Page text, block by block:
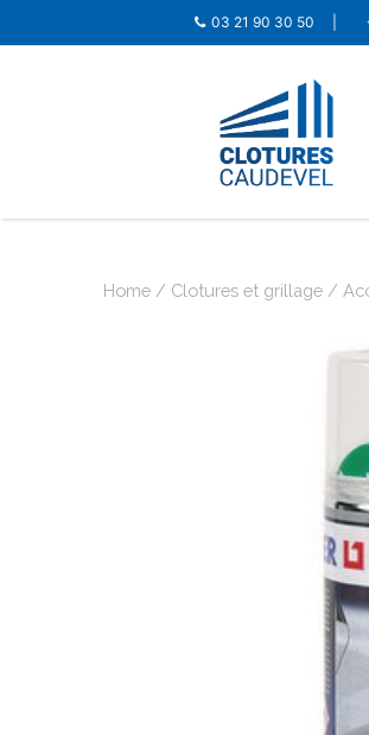
03 21 90 30 50
Home / Clotures et grillage /